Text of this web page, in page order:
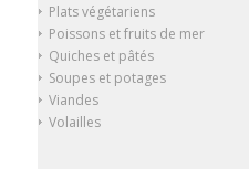
Plats végétariens
Poissons et fruits de mer
Quiches et pâtés
Soupes et potages
Viandes
Volailles